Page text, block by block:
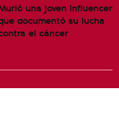
una joven influencer
documentó su lucha
el cáncer